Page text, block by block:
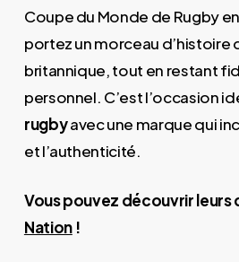
Coupe du Monde de Rugby
portez un morceau d’histoire
britannique, tout en restant
personnel. C’est l’occasion
rugbyavec une marque qui
et l’authenticité.
Vous pouvez découvrir
Nation!